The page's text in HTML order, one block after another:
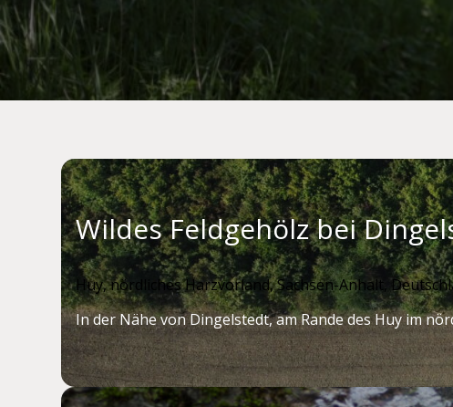
Wildes Feldgehölz bei
Huy, nördliches Harzvorland, Sachsen-Anhalt,
In der Nähe von Dingelstedt, am Rande des Huy im